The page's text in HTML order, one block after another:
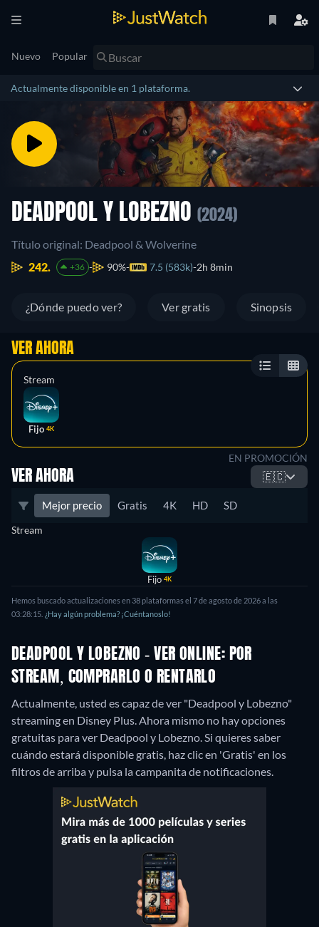
Nuevo Popular
Actualmente disponible en 1 plataforma.
DEADPOOL Y LOBEZNO (2024)
Título original: Deadpool & Wolverine
242.
+36 90% 7.5 (583k) 2h 8min
¿Dónde puedo ver? Ver gratis Sinopsis
VER AHORA
Stream
Fijo 4K
EN PROMOCIÓN
VER AHORA 🇪🇨
Mejor precio Gratis 4K HD SD
Stream
Fijo 4K
Hemos buscado actualizaciones en 38 plataformas el 7 de agosto de 2026 a las
03:28:15. ¿Hay algún problema? ¡Cuéntanoslo!
DEADPOOL Y LOBEZNO - VER ONLINE: POR
STREAM, COMPRARLO O RENTARLO
Actualmente, usted es capaz de ver "Deadpool y Lobezno"
streaming en Disney Plus.Ahora mismo no hay opciones
gratuitas para ver Deadpool y Lobezno. Si quieres saber
cuándo estará disponible gratis, haz clic en 'Gratis' en los
filtros de arriba y pulsa la campanita de notificaciones.